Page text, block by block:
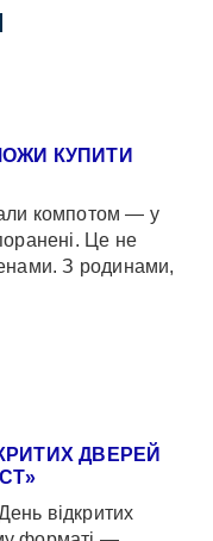
КУПИТИ
компотом — у
Це не
З родинами,
ДВЕРЕЙ
відкритих